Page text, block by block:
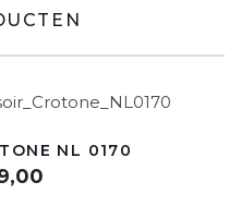
NL 0170